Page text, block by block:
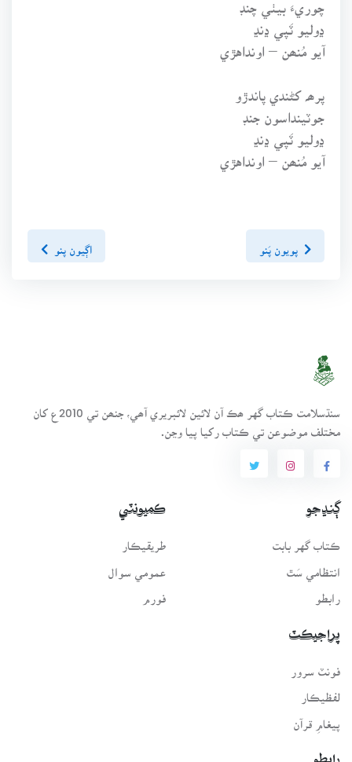
ڍوليو ٽَپي ڍنڍ
آيو مُنھن – اونداهڙي
پرھہ کڻندي پاندڙو
جوٽينداسون جنڊ
ڍوليو ٽَپي ڍنڍ
آيو مُنھن – اونداهڙي
پويون پَنو اڳيون پنو
سنڌسلامت ڪتاب گهر ھڪ آن لائين لائبريري آھي، جنھن تي 2010ع کان
مختلف موضوعن تي ڪتاب رکيا پيا وڃن.
ڳنڍجو
ڪتاب گهر بابت
انتظامي سَٿ
رابطو
ڪميونٽي
طريقيڪار
عمومي سوال
فورم
پراجيڪٽ
لفظيڪار
پيغامِ قرآن